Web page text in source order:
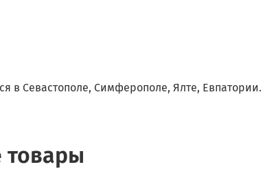
в Севастополе, Симферополе, Ялте, Евпатории.
товары